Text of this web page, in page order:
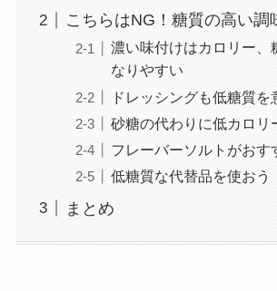
こちらはNG！糖質の高い調
濃い味付けはカロリー、
なりやすい
ドレッシングも低糖質を
砂糖の代わりに低カロリ
フレーバーソルトがおす
低糖質な代替品を使おう
まとめ